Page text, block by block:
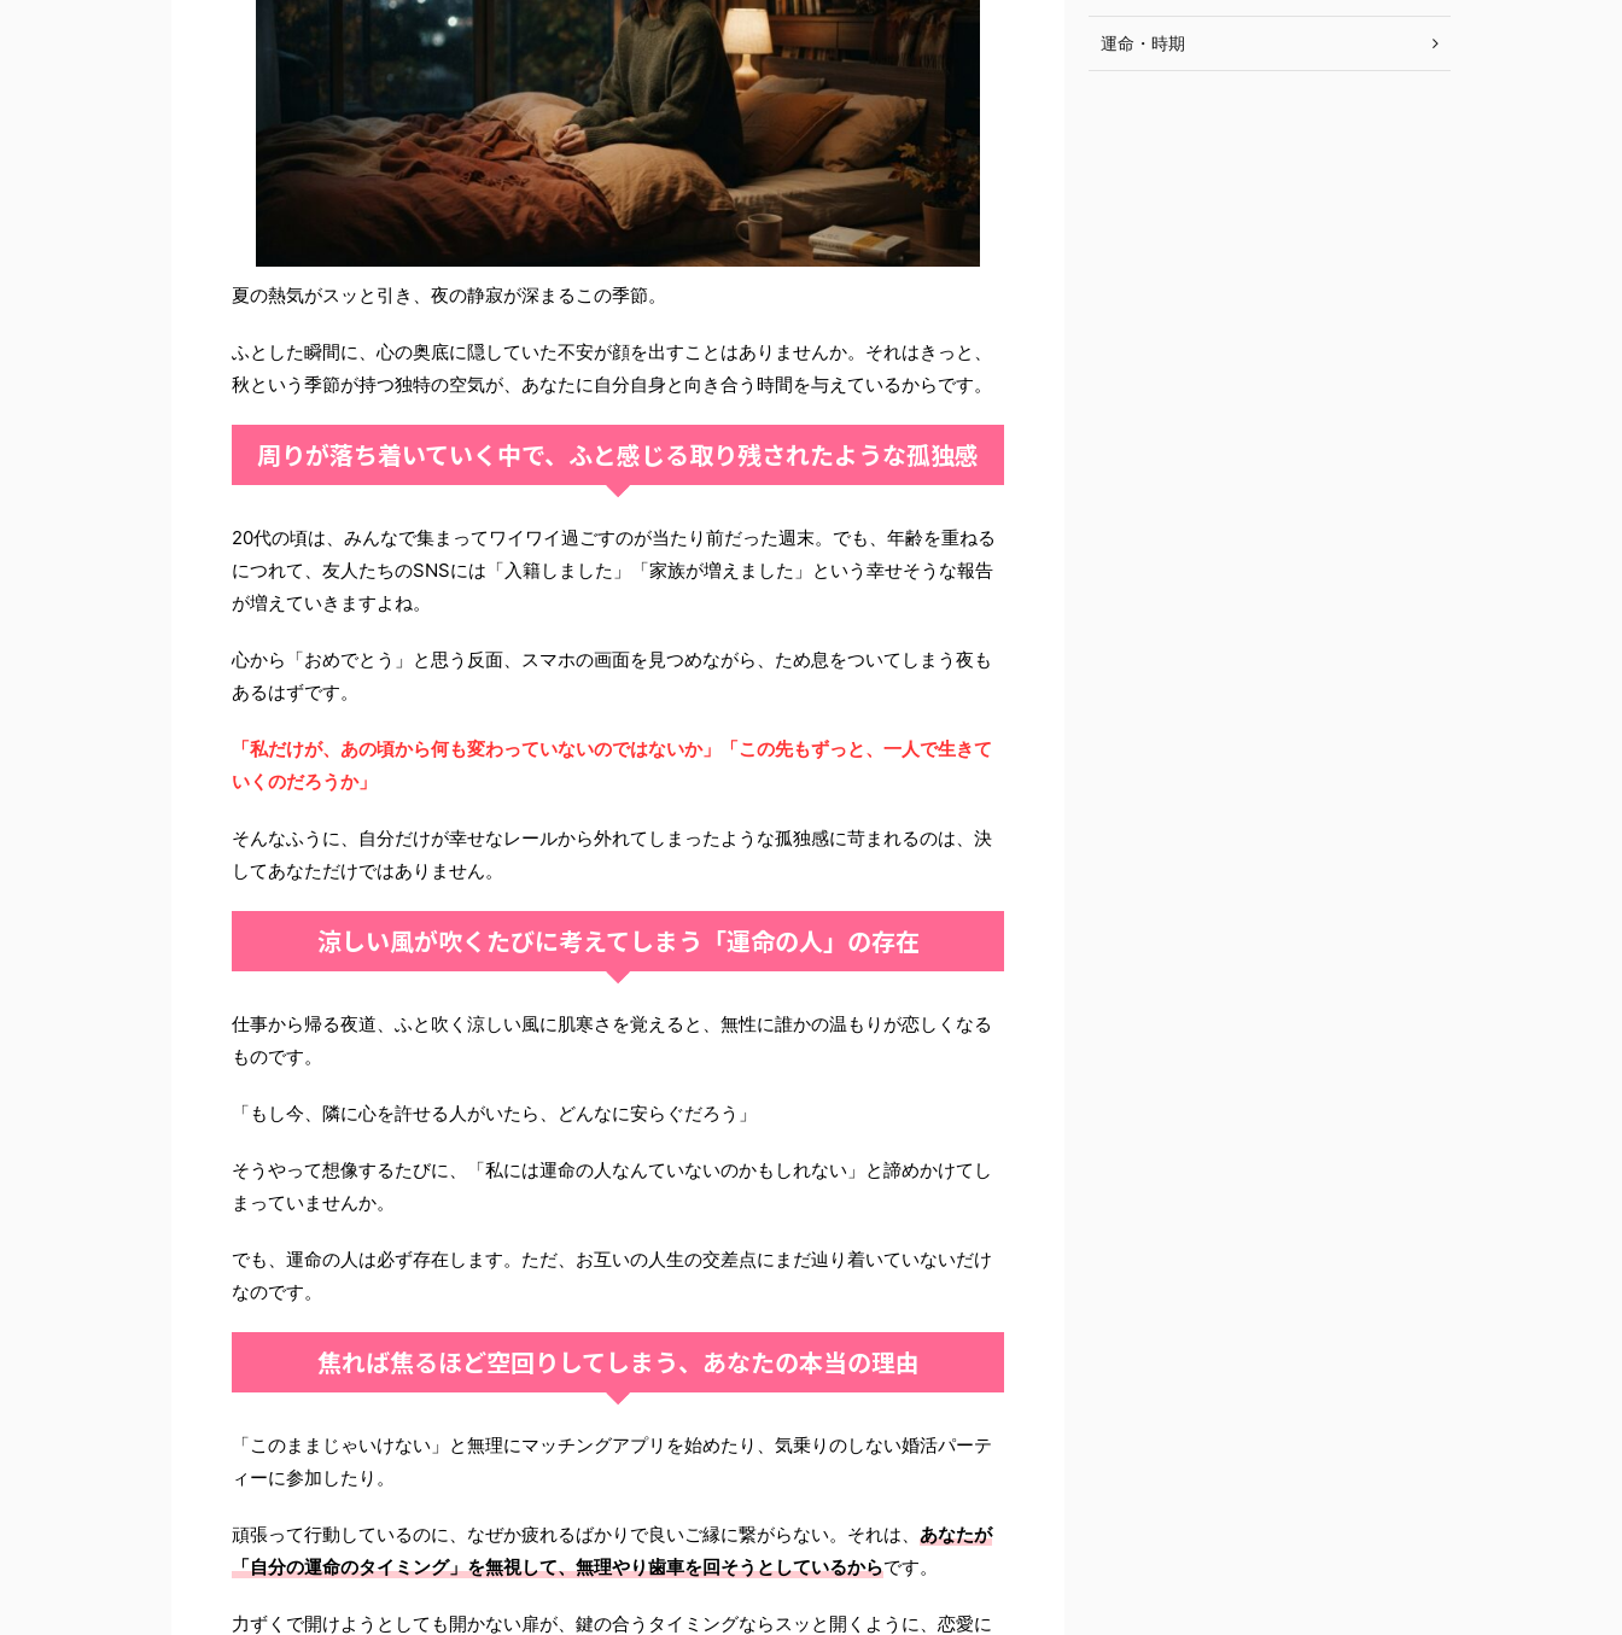
夏の熱気がスッと引き、夜の静寂が深まるこの季節。
ふとした瞬間に、心の奥底に隠していた不安が顔を出すことはありませんか。それはきっと、
秋という季節が持つ独特の空気が、あなたに自分自身と向き合う時間を与えているからです。
周りが落ち着いていく中で、ふと感じる取り残されたような孤独感
20代の頃は、みんなで集まってワイワイ過ごすのが当たり前だった週末。でも、年齢を重ねる
につれて、友人たちのSNSには「入籍しました」「家族が増えました」という幸せそうな報告
が増えていきますよね。
心から「おめでとう」と思う反面、スマホの画面を見つめながら、ため息をついてしまう夜も
あるはずです。
「私だけが、あの頃から何も変わっていないのではないか」「この先もずっと、一人で生きて
いくのだろうか」
そんなふうに、自分だけが幸せなレールから外れてしまったような孤独感に苛まれるのは、決
してあなただけではありません。
涼しい風が吹くたびに考えてしまう「運命の人」の存在
仕事から帰る夜道、ふと吹く涼しい風に肌寒さを覚えると、無性に誰かの温もりが恋しくなる
ものです。
「もし今、隣に心を許せる人がいたら、どんなに安らぐだろう」
そうやって想像するたびに、「私には運命の人なんていないのかもしれない」と諦めかけてし
まっていませんか。
でも、運命の人は必ず存在します。ただ、お互いの人生の交差点にまだ辿り着いていないだけ
なのです。
焦れば焦るほど空回りしてしまう、あなたの本当の理由
「このままじゃいけない」と無理にマッチングアプリを始めたり、気乗りのしない婚活パーテ
ィーに参加したり。
頑張って行動しているのに、なぜか疲れるばかりで良いご縁に繋がらない。それは、 あなたが
「自分の運命のタイミング」を無視して、無理やり歯車を回そうとしているからです。
力ずくで開けようとしても開かない扉が、鍵の合うタイミングならスッと開くように、恋愛に
運命・時期